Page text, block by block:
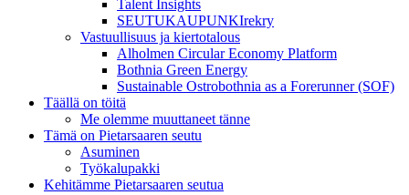
Talent Insights
SEUTUKAUPUNKIrekry
Vastuullisuus ja kiertotalous
Alholmen Circular Economy Platform
Bothnia Green Energy
Sustainable Ostrobothnia as a Forerunner (SOF)
Täällä on töitä
Me olemme muuttaneet tänne
Tämä on Pietarsaaren seutu
Asuminen
Työkalupakki
Kehitämme Pietarsaaren seutua